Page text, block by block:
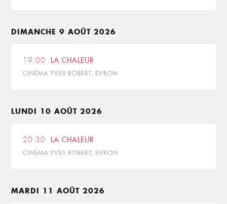
DIMANCHE 9 AOÛT 2026
19:00 LA CHALEUR
CINÉMA YVES ROBERT, EVRON
LUNDI 10 AOÛT 2026
20:30 LA CHALEUR
CINÉMA YVES ROBERT, EVRON
MARDI 11 AOÛT 2026